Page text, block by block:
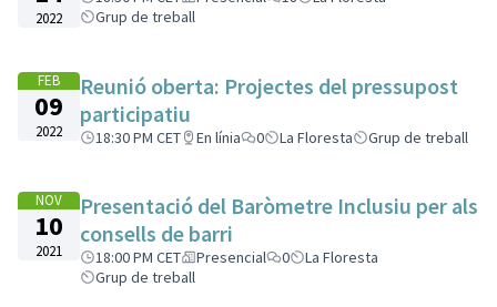
2022
Grup de treball
FEB
09
2022
Reunió oberta: Projectes del pressupost
participatiu
18:30 PM CET En línia 0 La Floresta Grup de treball
NOV
10
2021
Presentació del Baròmetre Inclusiu per als
consells de barri
18:00 PM CET Presencial 0
La Floresta
Grup de treball